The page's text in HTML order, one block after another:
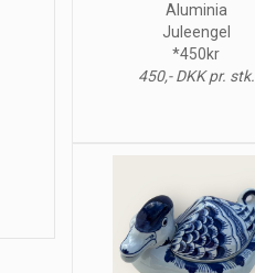
Aluminia
Juleengel
*450kr
450,- DKK pr. stk.